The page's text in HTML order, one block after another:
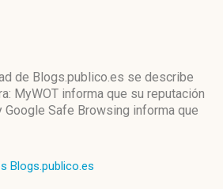
de Blogs.publico.es se describe
MyWOT informa que su reputación
Safe Browsing informa que
Blogs.publico.es